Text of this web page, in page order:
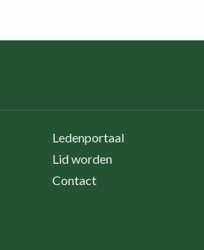
Ledenportaal
Lid worden
Contact